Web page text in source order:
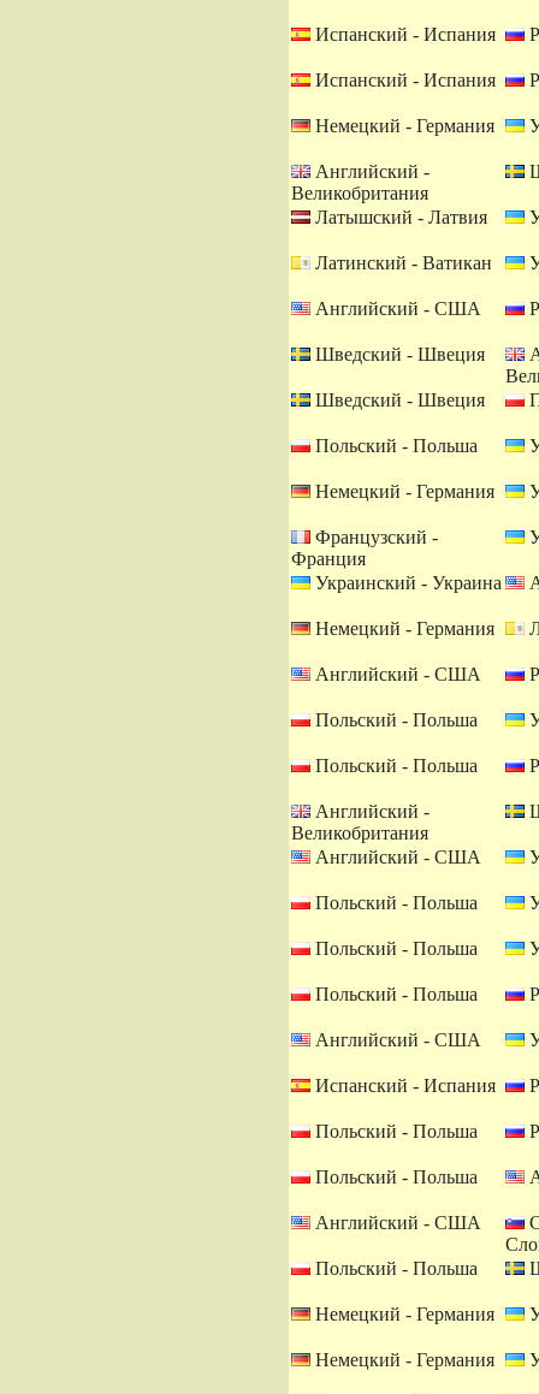
Испанский - Испания
Испанский - Испания
Немецкий - Германия
Английский -
Великобритания
Латышский - Латвия
Латинский - Ватикан
Английский - США
Шведский - Швеция
Шведский - Швеция
Польский - Польша
Немецкий - Германия
Французский -
Франция
Украинский - Украина
Немецкий - Германия
Английский - США
Польский - Польша
Польский - Польша
Английский -
Великобритания
Английский - США
Польский - Польша
Польский - Польша
Польский - Польша
Английский - США
Испанский - Испания
Польский - Польша
Польский - Польша
Английский - США
Польский - Польша
Немецкий - Германия
Немецкий - Германия